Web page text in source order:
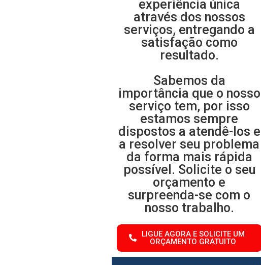
experiência única
através dos nossos
serviços, entregando a
satisfação como
resultado.
Sabemos da
importância que o nosso
serviço tem, por isso
estamos sempre
dispostos a atendê-los e
a resolver seu problema
da forma mais rápida
possível. Solicite o seu
orçamento e
surpreenda-se com o
nosso trabalho.
LIGUE AGORA E SOLICITE UM
ORÇAMENTO GRATUITO